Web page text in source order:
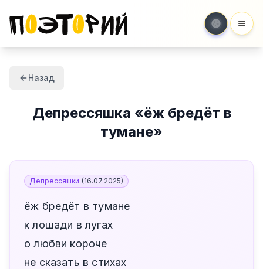
Назад
Депрессяшка «ёж бредёт в
тумане»
Депрессяшки (16.07.2025)
ёж бредёт в тумане
к лошади в лугах
о любви короче
не сказать в стихах